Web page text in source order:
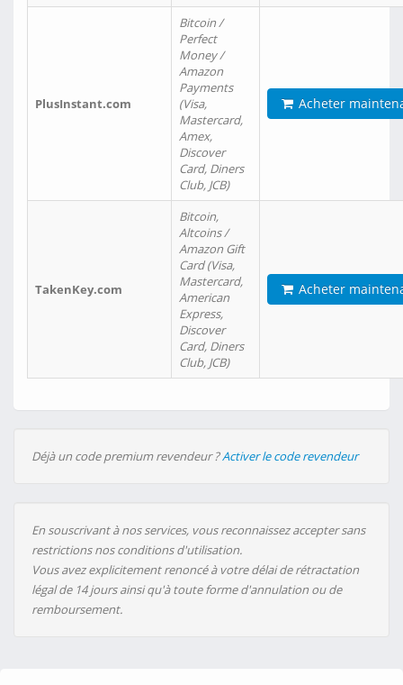
PlusInstant.com
Bitcoin /
Perfect
Money /
Amazon
Payments
(Visa,
Mastercard,
Amex,
Discover
Card, Diners
Club, JCB)
Acheter
TakenKey.com
Bitcoin,
Altcoins /
Amazon Gift
Card (Visa,
Mastercard,
American
Express,
Discover
Card, Diners
Club, JCB)
Acheter
Déjà un code premium revendeur ?Activer le code revendeur
En souscrivant à nos services, vous reconnaissez accepter sans
restrictions nos conditions d'utilisation.
Vous avez explicitement renoncé à votre délai de rétractation
légal de 14 jours ainsi qu'à toute forme d'annulation ou de
remboursement.